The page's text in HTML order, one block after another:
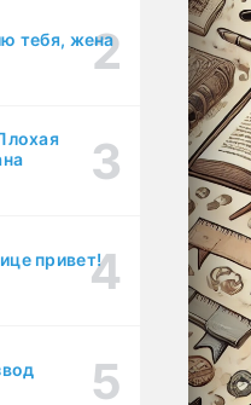
тебя, жена
привет!